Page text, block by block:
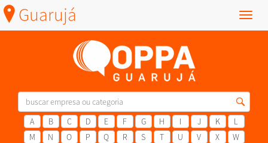
Menu
Guarujá
A B C D E F G H I J K
L
M
N O P Q R S T U V X
W